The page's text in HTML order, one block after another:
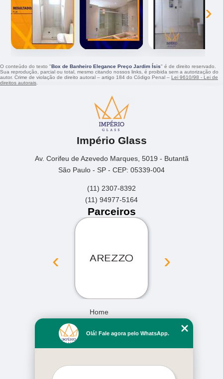
‹ ›
O conteúdo do texto "Box de Banheiro Elegance Preço Jardim Ísis" é de direito reservado.
Sua reprodução, parcial ou total, mesmo citando nossos links, é proibida sem a autorização do
autor. Crime de violação de direito autoral – artigo 184 do Código Penal – Lei 9610/98 - Lei de
direitos autorais.
Império Glass
Av. Corifeu de Azevedo Marques, 5019 - Butantã
São Paulo - SP - CEP: 05339-004
(11) 2307-8392
(11) 94977-5164
Parceiros
‹ ›
Home
Missão
Serviços
Olá! Fale agora pelo WhatsApp.